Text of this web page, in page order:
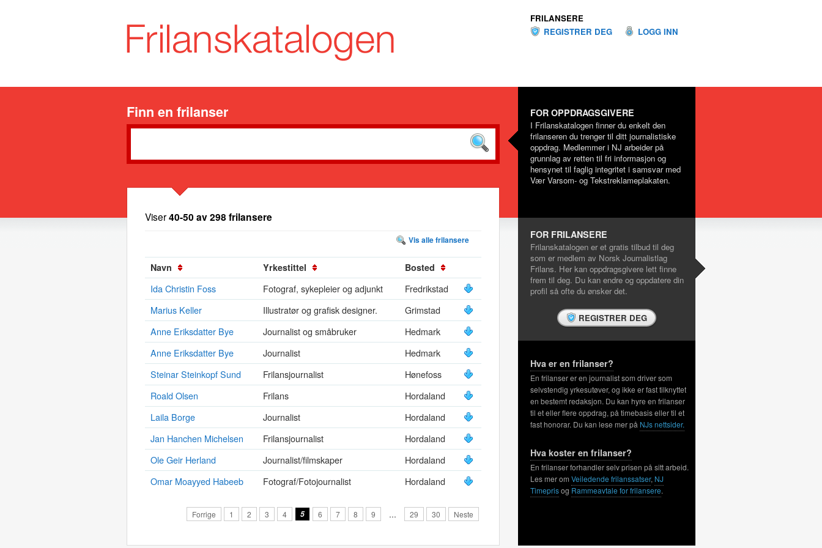
FRILANSERE
REGISTRER DEG
LOGG INN
Finn en frilanser FOR OPPDRAGSGIVERE
I Frilanskatalogen finner du enkelt den
frilanseren du trenger til ditt journalistiske
oppdrag. Medlemmer i NJ arbeider på
grunnlag av retten til fri informasjon og
hensynet til faglig integritet i samsvar med
Vær Varsom- og Tekstreklameplakaten.
Viser40-50 av 298 frilansere
Vis alle frilansere
Navn Yrkestittel Bosted
Ida Christin Foss Fotograf, sykepleier og adjunkt
Fredrikstad
Marius Keller
Illustratør og grafisk designer.
Grimstad
Anne Eriksdatter Bye
Journalist og småbruker
Hedmark
Anne Eriksdatter Bye
Journalist
Hedmark
Steinar Steinkopf Sund
Frilansjournalist
Hønefoss
Roald Olsen
Frilans
Hordaland
Laila Borge
Journalist
Hordaland
Jan Hanchen Michelsen
Frilansjournalist
Hordaland
Ole Geir Herland
Journalist/filmskaper
Hordaland
Omar Moayyed Habeeb
Fotograf/Fotojournalist Hordaland
Forrige 1 2 3 4 5 6 7 8 9 … 29 30 Neste
FOR FRILANSERE
Frilanskatalogen er et gratis tilbud til deg
som er medlem av Norsk Journalistlag
Frilans. Her kan oppdragsgivere lett finne
frem til deg. Du kan endre og oppdatere din
profil så ofte du ønsker det.
REGISTRER DEG
Hva er en frilanser?
En frilanser er en journalist som driver som
selvstendig yrkesutøver, og ikke er fast tilknyttet
en bestemt redaksjon. Du kan hyre en frilanser
til et eller flere oppdrag, på timebasis eller til et
fast honorar. Du kan lese mer på NJs nettsider.
Hva koster en frilanser?
En frilanser forhandler selv prisen på sitt arbeid.
Les mer om Veiledende frilanssatser, NJ
Timeprisog Rammeavtale for frilansere.